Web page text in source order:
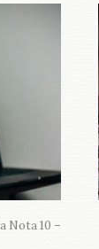
Nota 10 –